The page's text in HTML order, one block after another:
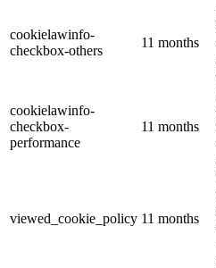
cookielawinfo-
checkbox-others
11 months
cookielawinfo-
checkbox-
performance
11 months
viewed_cookie_policy 11 months